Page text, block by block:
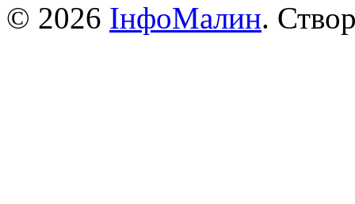
© 2026 ІнфоМалин.